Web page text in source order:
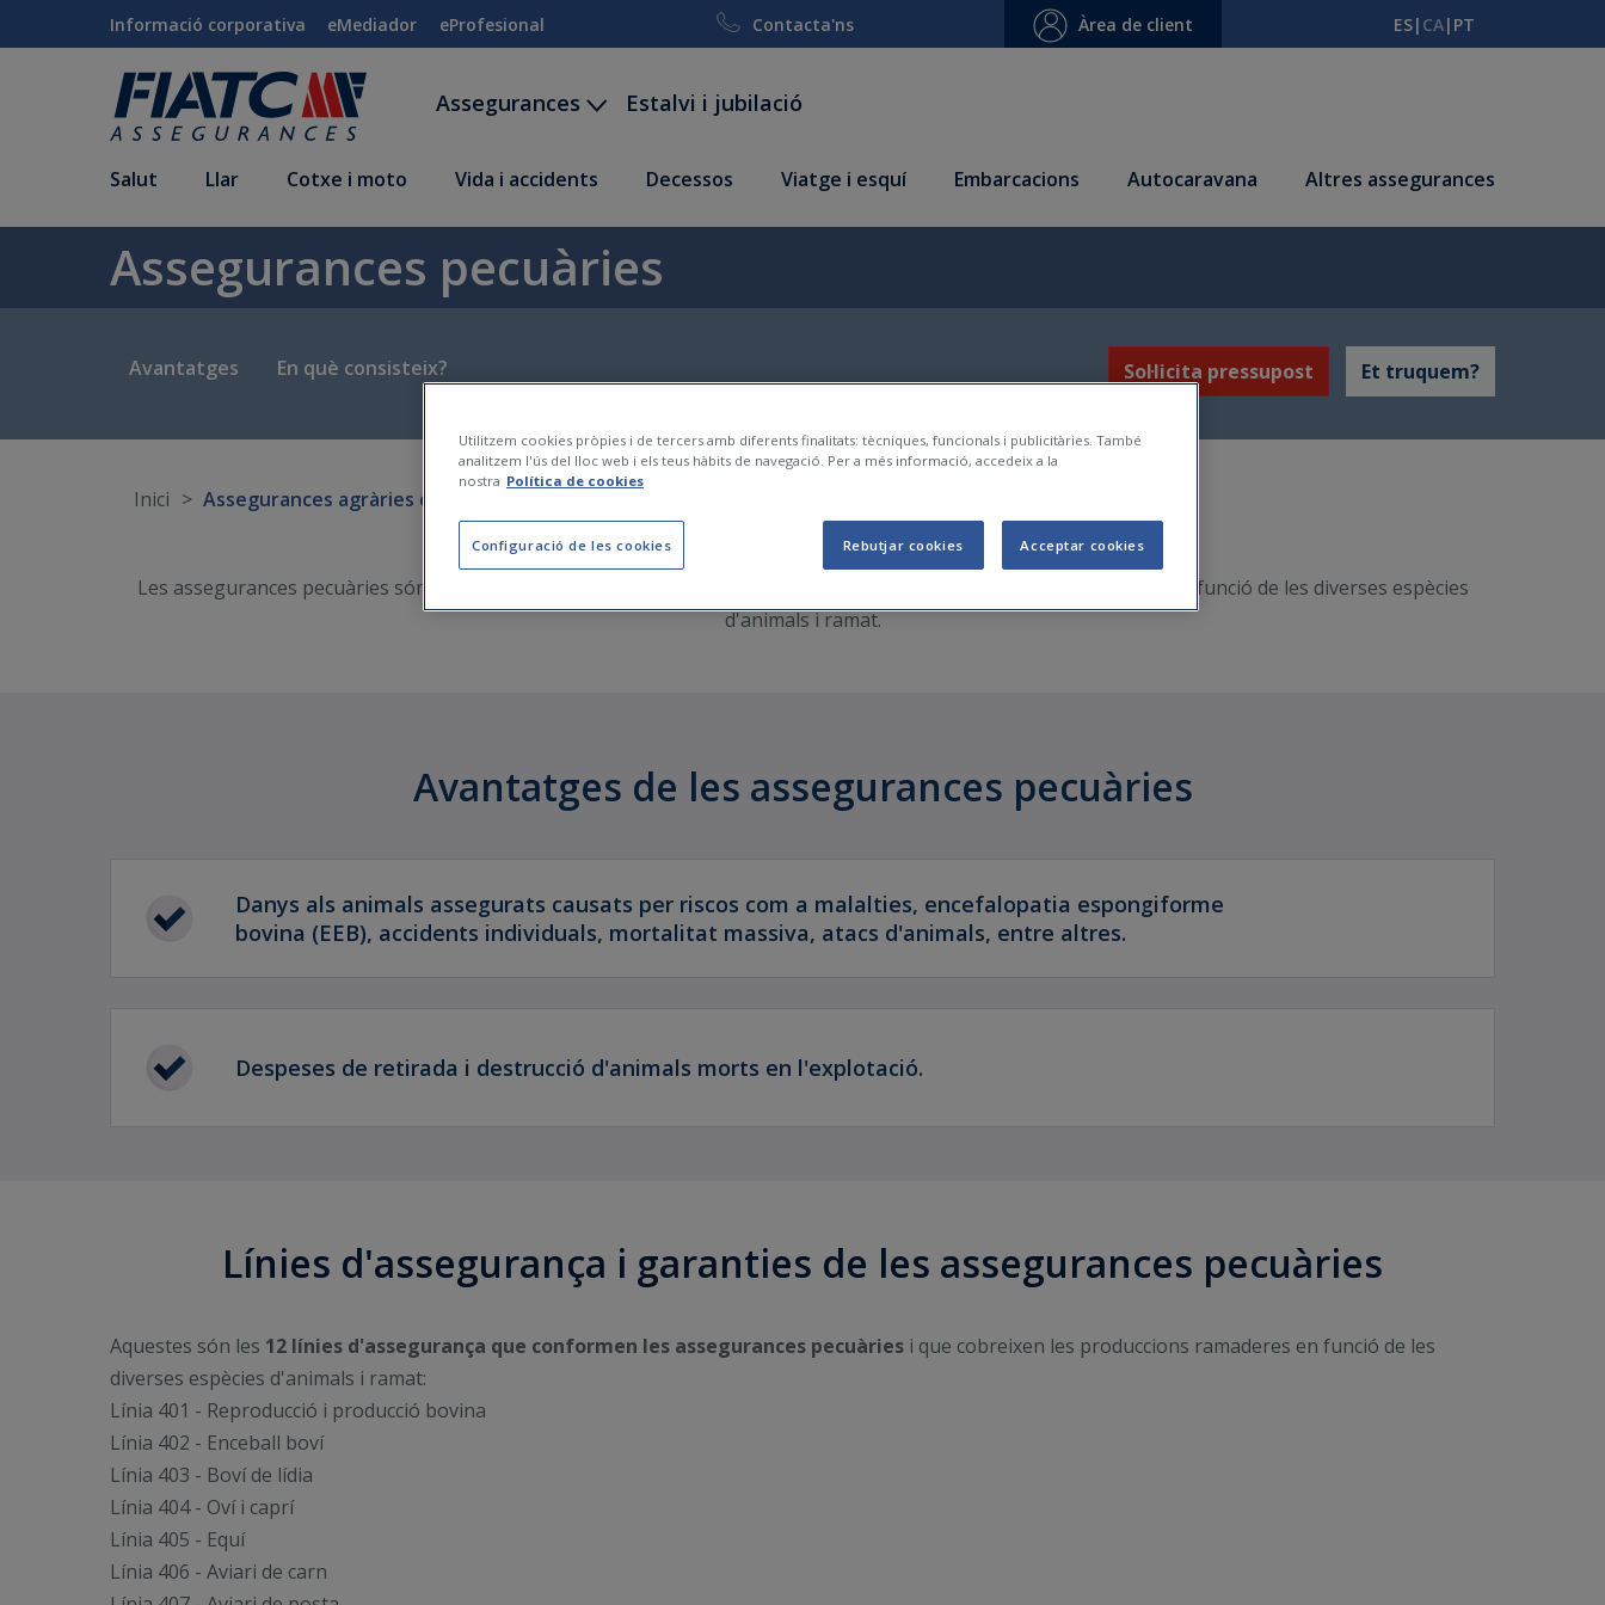
Salta al contingut principal
Informació corporativa eMediador eProfesional Contacta'ns Àrea de client ES| CA| PT
Assegurances Estalvi i jubilació
Salut Llar Cotxe i moto Vida i accidents Decessos Viatge i esquí Embarcacions Autocaravana Altres assegurances
Assegurances pecuàries
Avantatges En què consisteix? Sol·licita pressupost Et truquem?
Inici Assegurances agràries combinades
Les assegurances pecuàries són les que asseguren les produccions ramaderes. Consten de 12 línies d'assegurança en funció de les diverses espècies
d'animals i ramat.
Avantatges de les assegurances pecuàries
Danys als animals assegurats causats per riscos com a malalties, encefalopatia espongiforme
bovina (EEB), accidents individuals, mortalitat massiva, atacs d'animals, entre altres.
Despeses de retirada i destrucció d'animals morts en l'explotació.
Línies d'assegurança i garanties de les assegurances pecuàries
Aquestes són les 12 línies d'assegurança que conformen les assegurances pecuàries i que cobreixen les produccions ramaderes en funció de les
diverses espècies d'animals i ramat:
Línia 401 - Reproducció i producció bovina
Línia 402 - Enceball boví
Línia 403 - Boví de lídia
Línia 404 - Oví i caprí
Línia 405 - Equí
Línia 406 - Aviari de carn
Utilitzem cookies pròpies i de tercers amb diferents finalitats: tècniques, funcionals i publicitàries. També
analitzem l'ús del lloc web i els teus hàbits de navegació. Per a més informació, accedeix a la
nostra Política de cookies
Configuració de les cookies Rebutjar cookies Acceptar cookies